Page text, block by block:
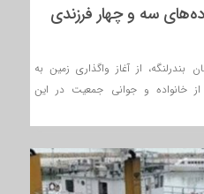
سه و چهار فرزندی
از آغاز واگذاری زمین به
خانواده و جوانی جمعیت در این